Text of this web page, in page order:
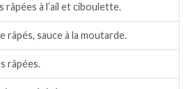
à l’ail et ciboulette.
sauce à la moutarde.
râpées.